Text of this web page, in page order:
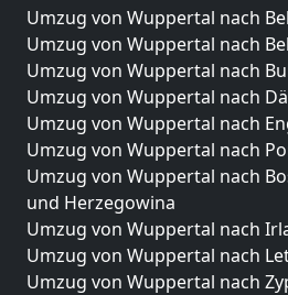
Umzug von Wuppertal nach
Umzug von Wuppertal nach
Umzug von Wuppertal nach
Umzug von Wuppertal nach
Umzug von Wuppertal nach
Umzug von Wuppertal nach
Umzug von Wuppertal nach
und Herzegowina
Umzug von Wuppertal nach
Umzug von Wuppertal nach
Umzug von Wuppertal nach